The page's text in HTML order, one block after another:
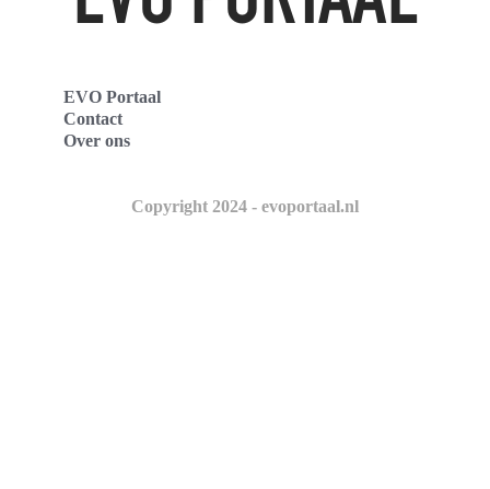
EVO Portaal
Contact
Over ons
Copyright 2024 - evoportaal.nl